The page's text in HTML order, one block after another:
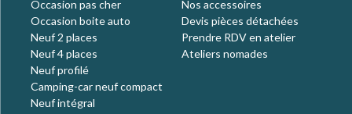
Occasion pas cher
Occasion boite auto
Neuf 2 places
Neuf 4 places
Neuf profilé
Camping-car neuf compact
Neuf intégral
Nos accessoires
Devis pièces détachées
Prendre RDV en atelier
Ateliers nomades